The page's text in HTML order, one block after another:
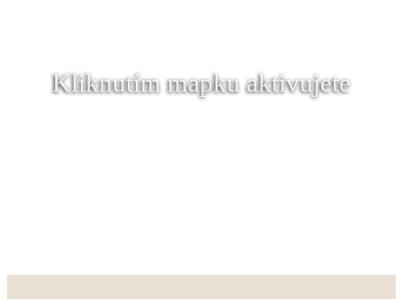
Kliknutím mapku aktivujete